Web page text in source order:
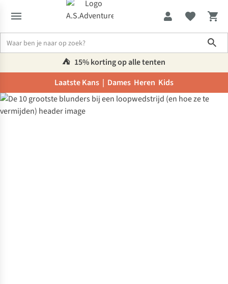
⛺️ 15% korting op alle tenten
Laatste Kans | Dames Heren Kids